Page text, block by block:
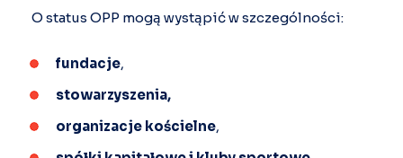
O status OPP mogą wystąpić w szczególności:
fundacje,
stowarzyszenia,
organizacje kościelne,